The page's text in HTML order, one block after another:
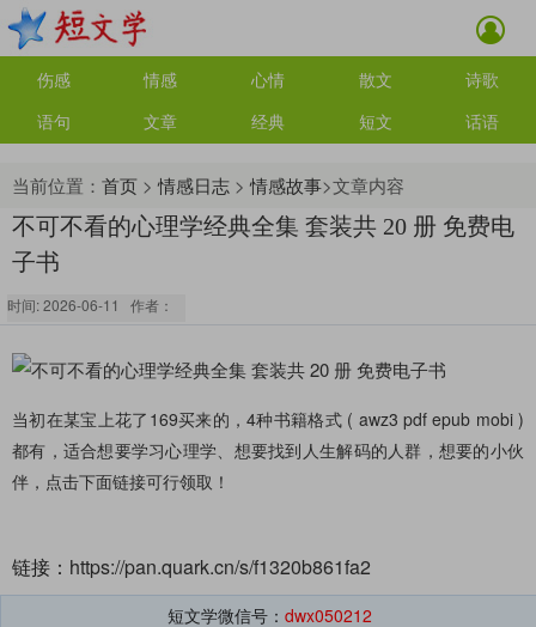
伤感 情感 心情 散文
诗歌
语句
文章 经典 短文 话语
当前位置： 首页 >情感日志 >情感故事>文章内容
不可不看的心理学经典全集 套装共 20 册 免费电
子书
时间: 2026-06-11 作者：
当初在某宝上花了169买来的，4种书籍格式 ( awz3 pdf epub mobi )
都有，适合想要学习心理学、想要找到人生解码的人群，想要的小伙
伴，点击下面链接可行领取！
链接： https://pan.quark.cn/s/f1320b861fa2
短文学微信号： dwx050212